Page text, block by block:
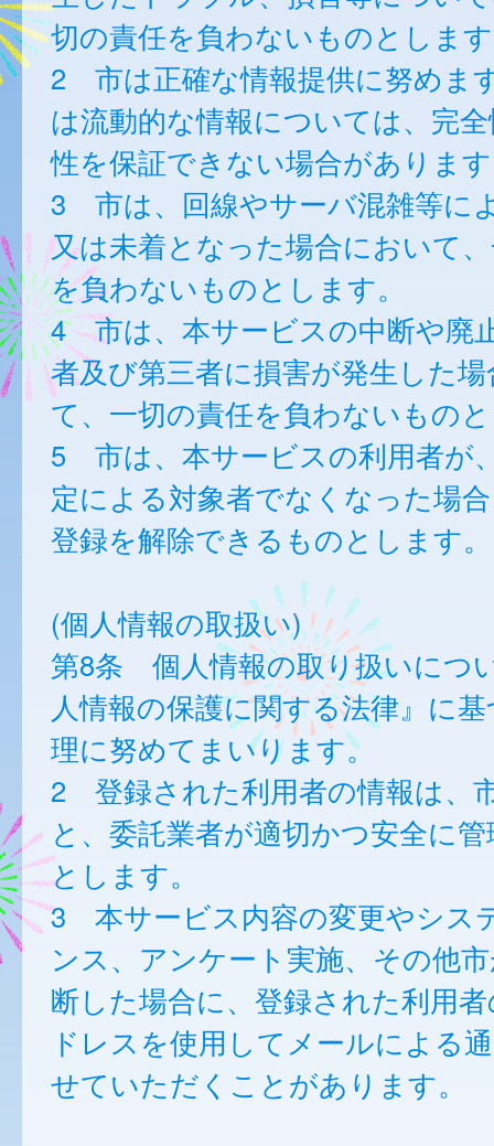
切の責任を負わないものとしま
2 市は正確な情報提供に努めま
は流動的な情報については、完
性を保証できない場合がありま
3 市は、回線やサーバ混雑等に
又は未着となった場合において
を負わないものとします。
4 市は、本サービスの中断や廃
者及び第三者に損害が発生した
て、一切の責任を負わないもの
5 市は、本サービスの利用者が
定による対象者でなくなった場
登録を解除できるものとします。
(個人情報の取扱い)
第8条 個人情報の取り扱いにつ
人情報の保護に関する法律』に
理に努めてまいります。
2 登録された利用者の情報は、
と、委託業者が適切かつ安全に
とします。
3 本サービス内容の変更やシス
ンス、アンケート実施、その他
断した場合に、登録された利用
ドレスを使用してメールによる
せていただくことがあります。